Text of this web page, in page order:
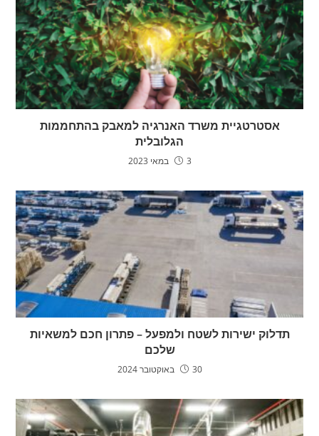
אסטרטגיית משרד האנרגיה למאבק בהתחממות
הגלובלית
3 במאי 2023
תדלוק ישירות לשטח ולמפעל – פתרון חכם למשאיות
שלכם
30 באוקטובר 2024